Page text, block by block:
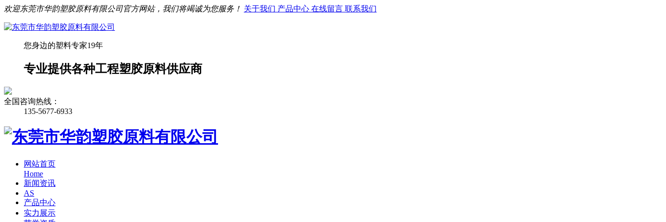
欢迎东莞市华韵塑胶原料有限公司官方网站，我们将竭诚为您服务！ 关于我们 产品中心 在线留言 联系我们
您身边的塑料专家19年
专业提供各种工程塑胶原料供应商
全国咨询热线：
135-5677-6933
网站首页
Home
新闻资讯
AS
产品中心
实力展示